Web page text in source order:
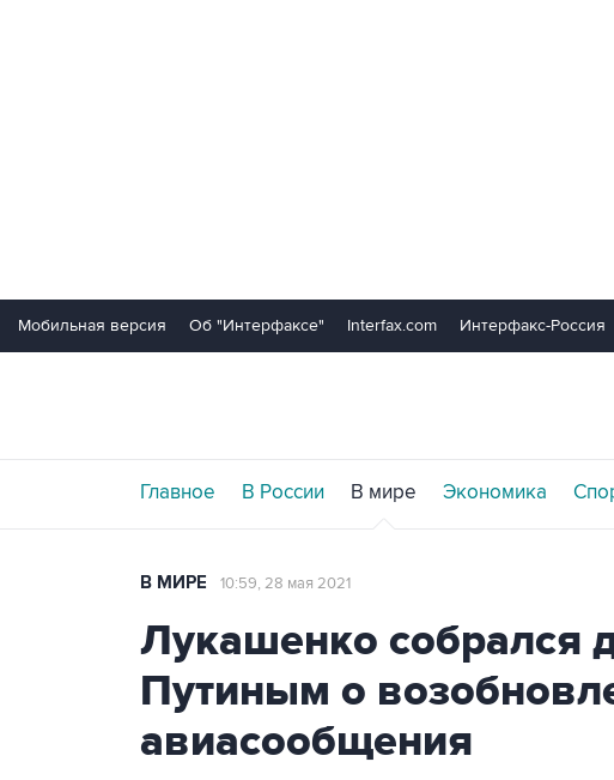
Мобильная версия Об "Интерфаксе" Interfax.com Интерфакс-Россия
Главное В России В мире Экономика
В МИРЕ 10:59, 28 мая 2021
Лукашенко собрался
Путиным о
авиасообщения